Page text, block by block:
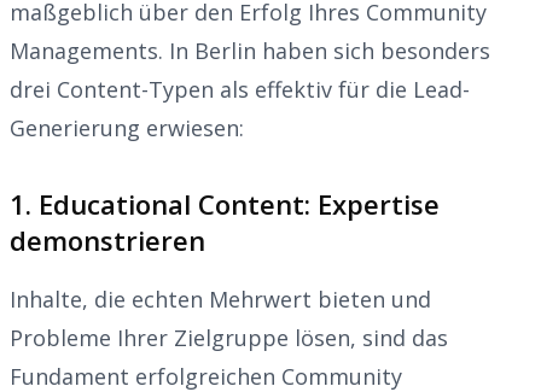
maßgeblich über den Erfolg Ihres Community
Managements. In Berlin haben sich besonders
drei Content-Typen als effektiv für die Lead-
Generierung erwiesen:
1. Educational Content: Expertise
demonstrieren
Inhalte, die echten Mehrwert bieten und
Probleme Ihrer Zielgruppe lösen, sind das
Fundament erfolgreichen Community